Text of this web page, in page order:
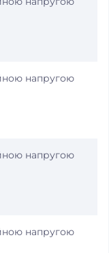
напругою
напругою
напругою